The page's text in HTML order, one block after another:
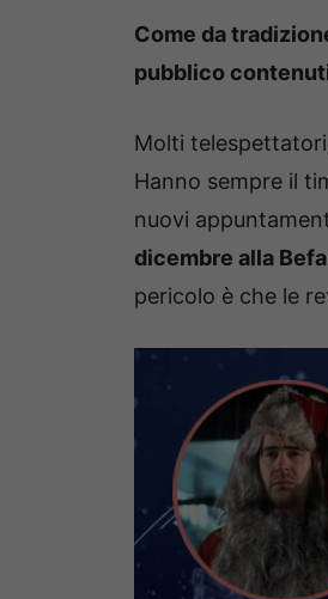
Come da
pubblico
Molti
Hanno sempre il
nuovi
dicembre alla
pericolo è che le